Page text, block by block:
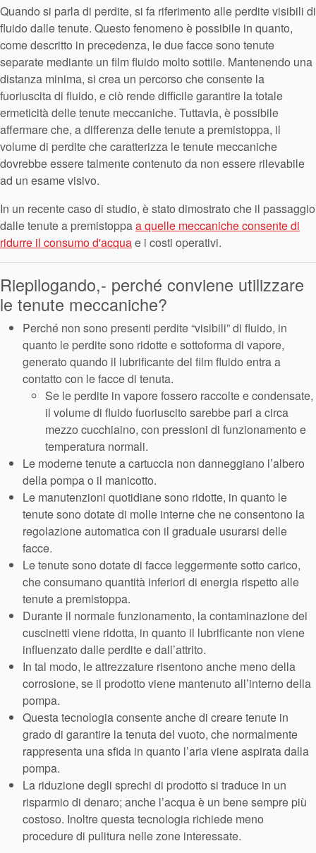
Quando si parla di perdite, si fa riferimento alle perdite visibili di
fluido dalle tenute. Questo fenomeno è possibile in quanto,
come descritto in precedenza, le due facce sono tenute
separate mediante un film fluido molto sottile. Mantenendo una
distanza minima, si crea un percorso che consente la
fuoriuscita di fluido, e ciò rende difficile garantire la totale
ermeticità delle tenute meccaniche. Tuttavia, è possibile
affermare che, a differenza delle tenute a premistoppa, il
volume di perdite che caratterizza le tenute meccaniche
dovrebbe essere talmente contenuto da non essere rilevabile
ad un esame visivo.
In un recente caso di studio, è stato dimostrato che il passaggio
dalle tenute a premistoppaa quelle meccaniche consente di
ridurre il consumo d'acquae i costi operativi.
Riepilogando,- perché conviene utilizzare
le tenute meccaniche?
Perché non sono presenti perdite “visibili” di fluido, in
quanto le perdite sono ridotte e sottoforma di vapore,
generato quando il lubrificante del film fluido entra a
contatto con le facce di tenuta.
Se le perdite in vapore fossero raccolte e condensate,
il volume di fluido fuoriuscito sarebbe pari a circa
mezzo cucchiaino, con pressioni di funzionamento e
temperatura normali.
Le moderne tenute a cartuccia non danneggiano l’albero
della pompa o il manicotto.
Le manutenzioni quotidiane sono ridotte, in quanto le
tenute sono dotate di molle interne che ne consentono la
regolazione automatica con il graduale usurarsi delle
facce.
Le tenute sono dotate di facce leggermente sotto carico,
che consumano quantità inferiori di energia rispetto alle
tenute a premistoppa.
Durante il normale funzionamento, la contaminazione dei
cuscinetti viene ridotta, in quanto il lubrificante non viene
influenzato dalle perdite e dall’attrito.
In tal modo, le attrezzature risentono anche meno della
corrosione, se il prodotto viene mantenuto all’interno della
pompa.
Questa tecnologia consente anche di creare tenute in
grado di garantire la tenuta del vuoto, che normalmente
rappresenta una sfida in quanto l’aria viene aspirata dalla
pompa.
La riduzione degli sprechi di prodotto si traduce in un
risparmio di denaro; anche l’acqua è un bene sempre più
costoso. Inoltre questa tecnologia richiede meno
procedure di pulitura nelle zone interessate.